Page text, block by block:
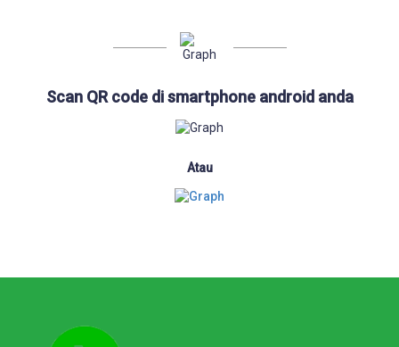
Scan QR code di smartphone android anda
Atau